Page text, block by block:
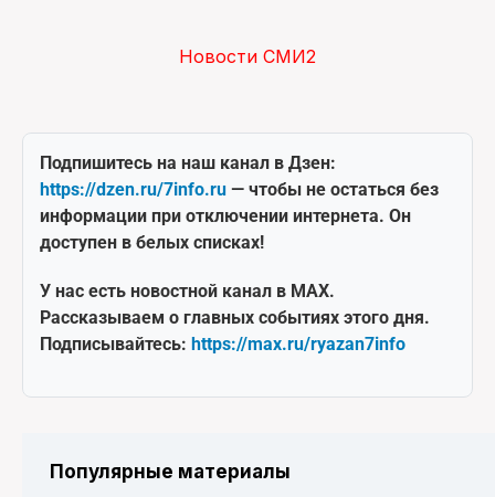
Новости СМИ2
Подпишитесь на наш канал в Дзен:
https://dzen.ru/7info.ru — чтобы не остаться без
информации при отключении интернета. Он
доступен в белых списках!
У нас есть новостной канал в MAX.
Рассказываем о главных событиях этого дня.
Подписывайтесь: https://max.ru/ryazan7info
Популярные материалы